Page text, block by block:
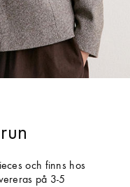
och finns hos
på 3-5